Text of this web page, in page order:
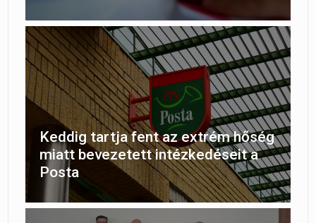
Keddig tartja fent az extrém hőség
miatt bevezetett intézkedéseit a
Posta